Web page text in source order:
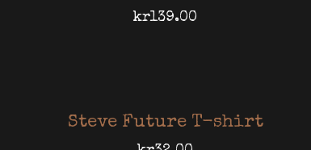
kr139.00
Steve Future T-shirt